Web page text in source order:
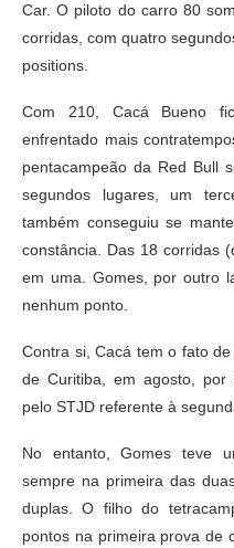
Car. O piloto do carro 80
corridas, com quatro
positions.
Com 210, Cacá Bueno
enfrentado mais
pentacampeão da Red Bull
segundos lugares, um
também conseguiu se
constância. Das 18 corridas
em uma. Gomes, por outro
nenhum ponto.
Contra si, Cacá tem o fato
de Curitiba, em agosto, por
pelo STJD referente à
No entanto, Gomes teve
sempre na primeira das
duplas. O filho do
pontos na primeira prova de